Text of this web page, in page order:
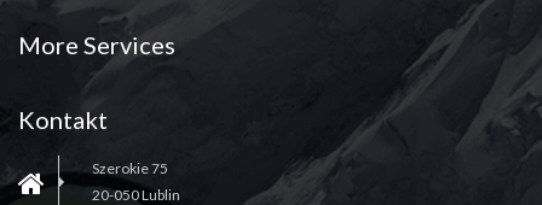
More Services
Kontakt
Szerokie 75
20-050 Lublin